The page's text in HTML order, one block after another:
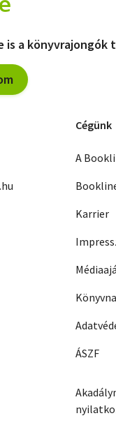
is a könyvrajongók
Cégünk
A
Karrier
ÁSZF